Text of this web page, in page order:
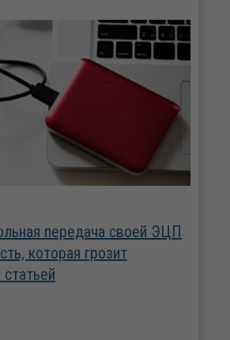
передача своей ЭЦП
которая грозит